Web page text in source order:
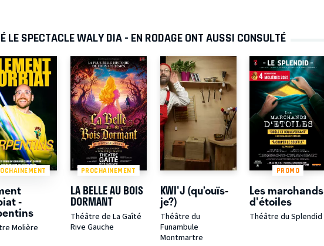
LE SPECTACLE WALY DIA - EN RODAGE ONT AUSSI CONSULTÉ
-
Molière
PROCHAINEMENT
LA BELLE AU BOIS
DORMANT
Théâtre de La Gaîté
Rive Gauche
KWI'J (qu’ouïs-
je?)
Théâtre du
Funambule
Montmartre
PROMO
Les marchands
d'étoiles
Théâtre du Splendid